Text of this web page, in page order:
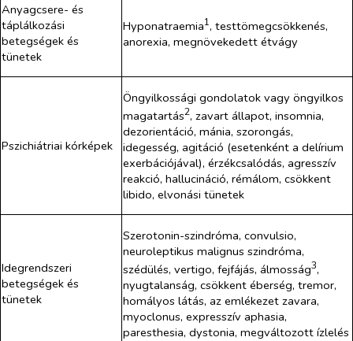
Anyagcsere- és
táplálkozási
betegségek és
tünetek
Hyponatraemia1, testtömegcsökkenés,
anorexia, megnövekedett étvágy
Pszichiátriai kórképek
Öngyilkossági gondolatok vagy öngyilkos
magatartás2, zavart állapot, insomnia,
dezorientáció, mánia, szorongás,
idegesség, agitáció (esetenként a delírium
exerbációjával), érzékcsalódás, agresszív
reakció, hallucináció, rémálom, csökkent
libido, elvonási tünetek
Idegrendszeri
betegségek és
tünetek
Szerotonin-szindróma, convulsio,
neuroleptikus malignus szindróma,
szédülés, vertigo, fejfájás, álmosság3,
nyugtalanság, csökkent éberség, tremor,
homályos látás, az emlékezet zavara,
myoclonus, expresszív aphasia,
paresthesia, dystonia, megváltozott ízlelés